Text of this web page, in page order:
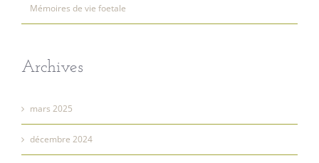
Mémoires de vie foetale
Archives
mars 2025
décembre 2024